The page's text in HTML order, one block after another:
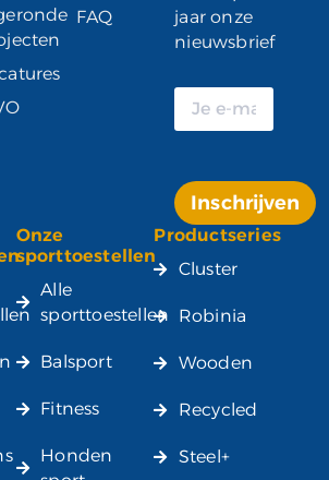
FAQ
jaar onze
nieuwsbrief
Inschrijven
Alternative:
Onze
sporttoestellen
Alle
sporttoestellen
Balsport
Fitness
Honden
Productseries
Cluster
Robinia
Wooden
Recycled
Steel+